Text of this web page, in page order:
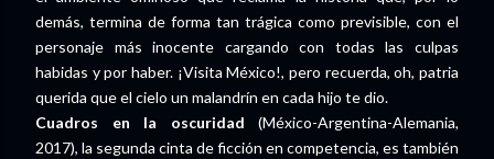
demás, termina de forma tan trágica como previsible, con el
personaje más inocente cargando con todas las culpas
habidas y por haber. ¡Visita México!, pero recuerda, oh, patria
querida que el cielo un malandrín en cada hijo te dio.
Cuadros en la oscuridad (México-Argentina-Alemania,
2017), la segunda cinta de ficción en competencia, es también